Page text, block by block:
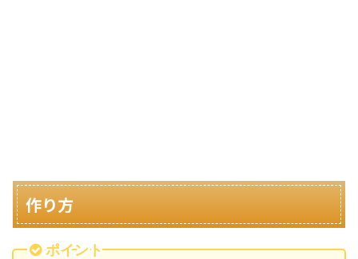
作り方
ポイント